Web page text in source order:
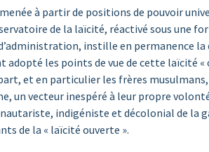
à partir de positions de pouvoir
de la laïcité, réactivé sous une
instille en permanence
les points de vue de cette laïcité «
et en particulier les frères
un vecteur inespéré à leur propre
indigéniste et décolonial de la
de la « laïcité ouverte ».